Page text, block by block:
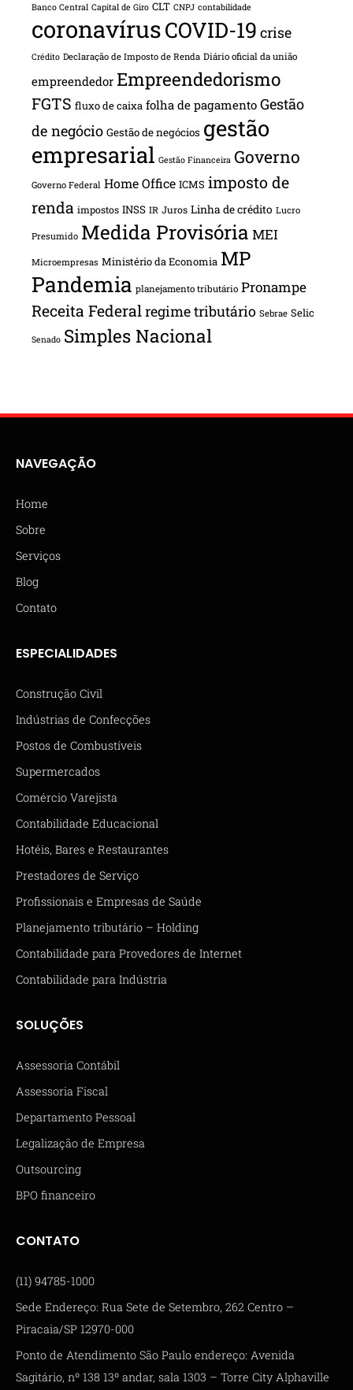
Banco Central Capital de Giro CLT CNPJ contabilidade
coronavírusCOVID-19 crise
Crédito Declaração de Imposto de Renda Diário oficial da união
empreendedor Empreendedorismo
FGTS fluxo de caixa folha de pagamento Gestão
de negócio Gestão de negócios gestão
empresarial Gestão Financeira Governo
Governo Federal Home Office ICMS imposto de
renda impostos INSS IR Juros Linha de crédito Lucro
Presumido Medida Provisória MEI
Microempresas Ministério da Economia MP
Pandemia planejamento tributário Pronampe
Receita Federalregime tributário Sebrae Selic
Senado Simples Nacional
NAVEGAÇÃO
Home
Sobre
Serviços
Blog
Contato
ESPECIALIDADES
Construção Civil
Indústrias de Confecções
Postos de Combustíveis
Supermercados
Comércio Varejista
Contabilidade Educacional
Hotéis, Bares e Restaurantes
Prestadores de Serviço
Profissionais e Empresas de Saúde
Planejamento tributário – Holding
Contabilidade para Provedores de Internet
Contabilidade para Indústria
SOLUÇÕES
Assessoria Contábil
Assessoria Fiscal
Departamento Pessoal
Legalização de Empresa
Outsourcing
BPO financeiro
CONTATO
(11) 94785-1000
Sede Endereço: Rua Sete de Setembro, 262 Centro –
Piracaia/SP 12970-000
Ponto de Atendimento São Paulo endereço: Avenida
Sagitário, nº 138 13º andar, sala 1303 – Torre City Alphaville